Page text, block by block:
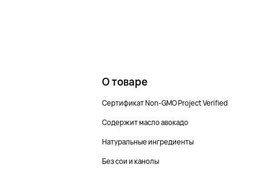
О товаре
Сертификат Non-GMO Project Verified
Содержит масло авокадо
Натуральные ингредиенты
Без сои и канолы